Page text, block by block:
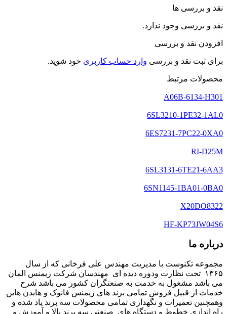
نقد و بررسی ها
نقد و بررسی وجود ندارد.
افزودن نقد و بررسی
برای ثبت نقد و بررسی وارد حساب کاربری خود شوید.
محصولات مرتبط
A06B-6134-H301
6SL3210-1PE32-1AL0
6ES7231-7PC22-0XA0
RI-D25M
6SL3131-6TE21-6AA3
6SN1145-1BA01-0BA0
X20DO8322
HF-KP73JW04S6
درباره ما
مجموعه تکنوست با مدیریت مهندس علی فرخانی که از سال
۱۳۶۵ تحت نظارت ودوره دیده ای مهندسان شرکت زیمنس المان
می باشد مشغول به خدمت به صنعتگران کشور می باشد شرح
خدمات از قبیل فروش تمامی برند های زیمنس فانوک و هایدن هاین
وهمچنین تعمیرات و نگهداری تمامی محصولات سه برند یاد شده و
راه اندازی خطوط و دستگاه های صنعتی سه برند بالا و آموزش و